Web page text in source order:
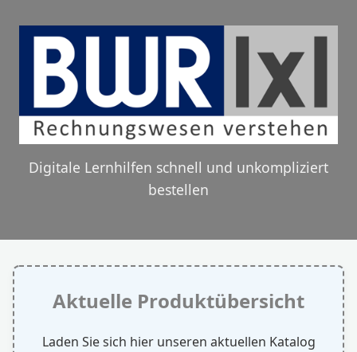
Digitale Lernhilfen schnell und unkompliziert
bestellen
Aktuelle Produktübersicht
Laden Sie sich hier unseren aktuellen Katalog